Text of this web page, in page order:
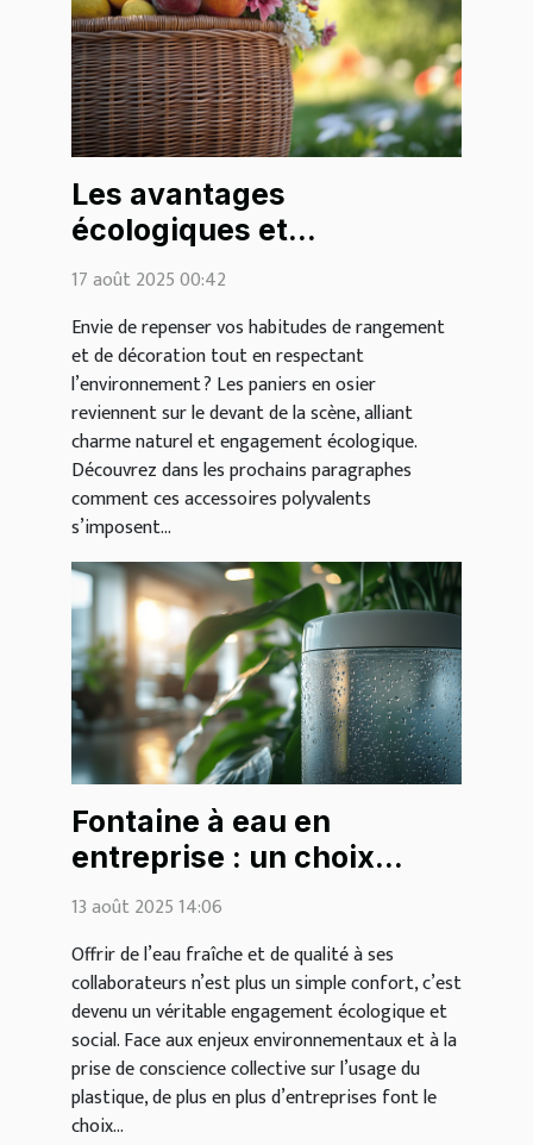
Les avantages
écologiques et
esthétiques des paniers
17 août 2025 00:42
Envie de repenser vos habitudes de rangement
et de décoration tout en respectant
l’environnement ? Les paniers en osier
reviennent sur le devant de la scène, alliant
charme naturel et engagement écologique.
Découvrez dans les prochains paragraphes
comment ces accessoires polyvalents
s’imposent...
Fontaine à eau en
entreprise : un choix
écologique et bénéfique
13 août 2025 14:06
Offrir de l’eau fraîche et de qualité à ses
collaborateurs n’est plus un simple confort, c’est
devenu un véritable engagement écologique et
social. Face aux enjeux environnementaux et à la
prise de conscience collective sur l’usage du
plastique, de plus en plus d’entreprises font le
choix...